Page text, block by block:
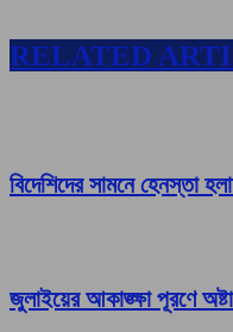
RELATED
বিদেশিদের সামনে হেনস্তা
জুলাইয়ের আকাঙ্ক্ষা পূরণে